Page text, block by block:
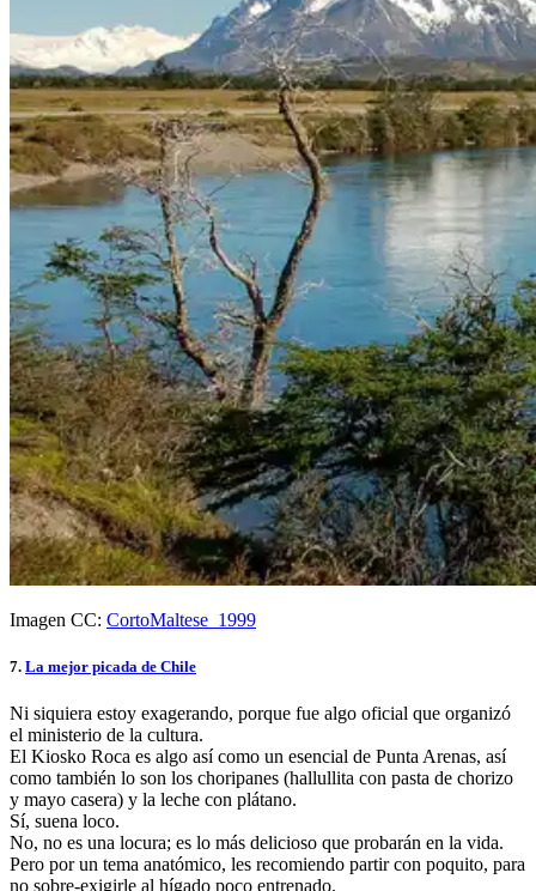
Imagen CC: CortoMaltese_1999
7. La mejor picada de Chile
Ni siquiera estoy exagerando, porque fue algo oficial que organizó
el ministerio de la cultura.
El Kiosko Roca es algo así como un esencial de Punta Arenas, así
como también lo son los choripanes (hallullita con pasta de chorizo
y mayo casera) y la leche con plátano.
Sí, suena loco.
No, no es una locura; es lo más delicioso que probarán en la vida.
Pero por un tema anatómico, les recomiendo partir con poquito, para
no sobre-exigirle al hígado poco entrenado.